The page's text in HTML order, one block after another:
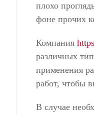
плохо
фоне прочих
Компания
различных
применения
работ, чтобы
В случае